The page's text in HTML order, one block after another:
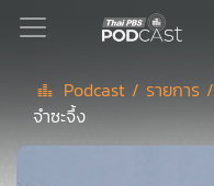
Podcast
Podcast / รายการ /
จำซะจึ้ง